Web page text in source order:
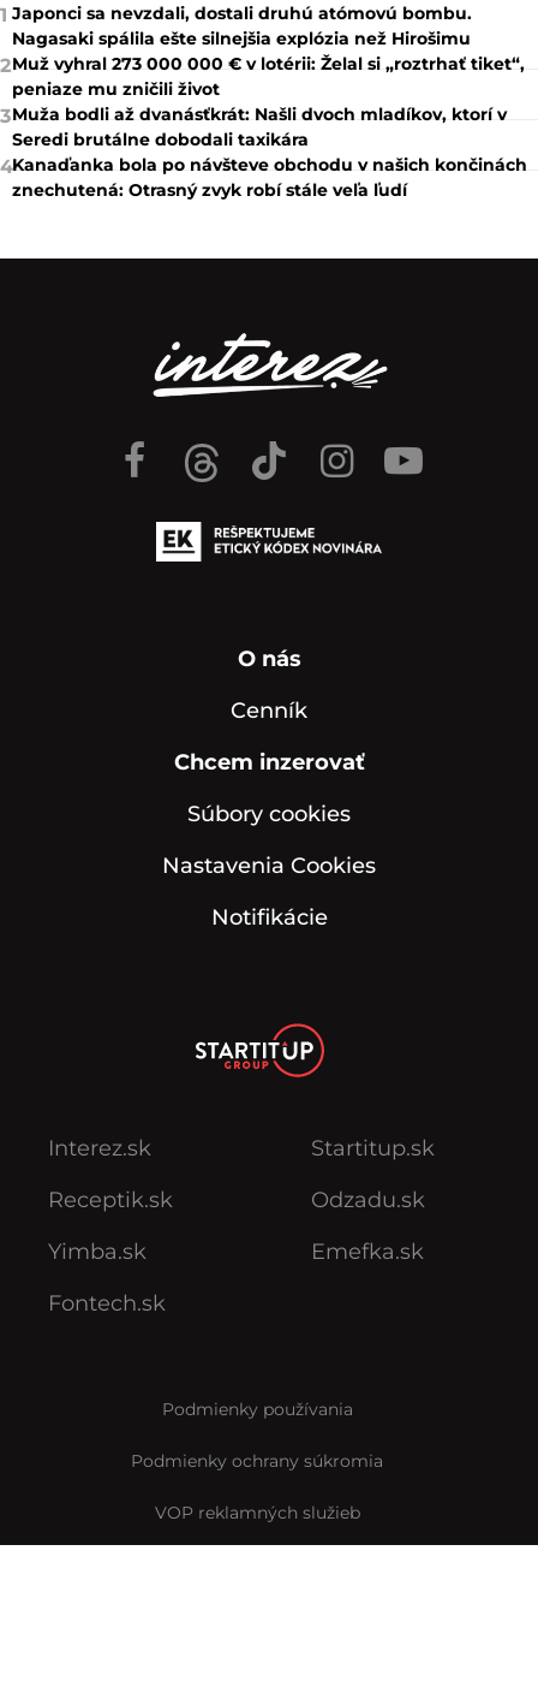
1 Japonci sa nevzdali, dostali druhú atómovú bombu.
Nagasaki spálila ešte silnejšia explózia než Hirošimu
2Muž vyhral 273 000 000 € v lotérii: Želal si „roztrhať tiket“,
peniaze mu zničili život
3Muža bodli až dvanásťkrát: Našli dvoch mladíkov, ktorí v
Seredi brutálne dobodali taxikára
4Kanaďanka bola po návšteve obchodu v našich končinách
znechutená: Otrasný zvyk robí stále veľa ľudí
O nás
Cenník
Chcem inzerovať
Súbory cookies
Nastavenia Cookies
Notifikácie
Interez.sk
Receptik.sk
Yimba.sk
Fontech.sk
Startitup.sk
Odzadu.sk
Emefka.sk
Podmienky používania
Podmienky ochrany súkromia
VOP reklamných služieb